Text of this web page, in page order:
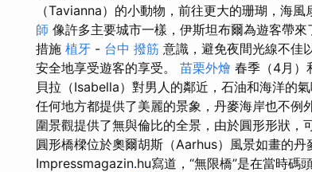
（Tavianna）的小動物，前往更大的珊瑚，海
師 像許多主要城市一樣，伊斯坦布爾為遊客帶來
措施 植牙 - 台中 撥筋 意識，避免夜間光線不佳
安全地享受遊客的享受。 苗栗外燴 春季（4月）
貝拉（Isabella）對男人的鄰近，石油和海洋的
任何地方都提供了美麗的景象，丹麥海岸也不例
圍景觀提供了無與倫比的全景，由於圓形形狀，
圓形橋樑位於奧爾胡斯（Aarhus）風景如畫的
Impressmagazin.hu寫道，“無限橋”是在當時碼